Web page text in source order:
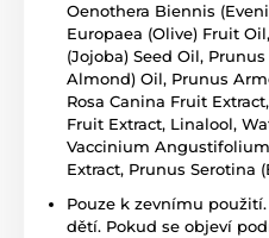
Oenothera Biennis
Europaea (Olive) Fruit
(Jojoba) Seed Oil,
Almond) Oil, Prunus
Rosa Canina Fruit
Fruit Extract, Linalool,
Vaccinium
Extract, Prunus Serotina
Pouze k zevnímu
dětí. Pokud se objeví